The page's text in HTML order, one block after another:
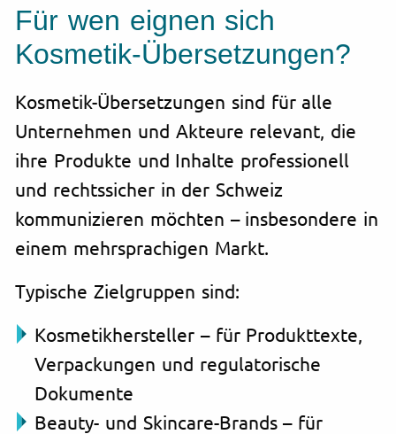
Für wen eignen sich
Kosmetik-Übersetzungen?
Kosmetik-Übersetzungen sind für alle
Unternehmen und Akteure relevant, die
ihre Produkte und Inhalte professionell
und rechtssicher in der Schweiz
kommunizieren möchten – insbesondere in
einem mehrsprachigen Markt.
Typische Zielgruppen sind:
Kosmetikhersteller – für Produkttexte,
Verpackungen und regulatorische
Dokumente
Beauty- und Skincare-Brands – für